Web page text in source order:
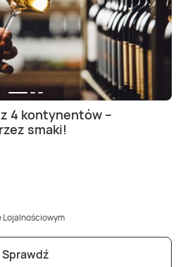
4 kontynentów –
smaki!
Lojalnościowym
Sprawdź